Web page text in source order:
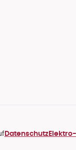
Datenschutz